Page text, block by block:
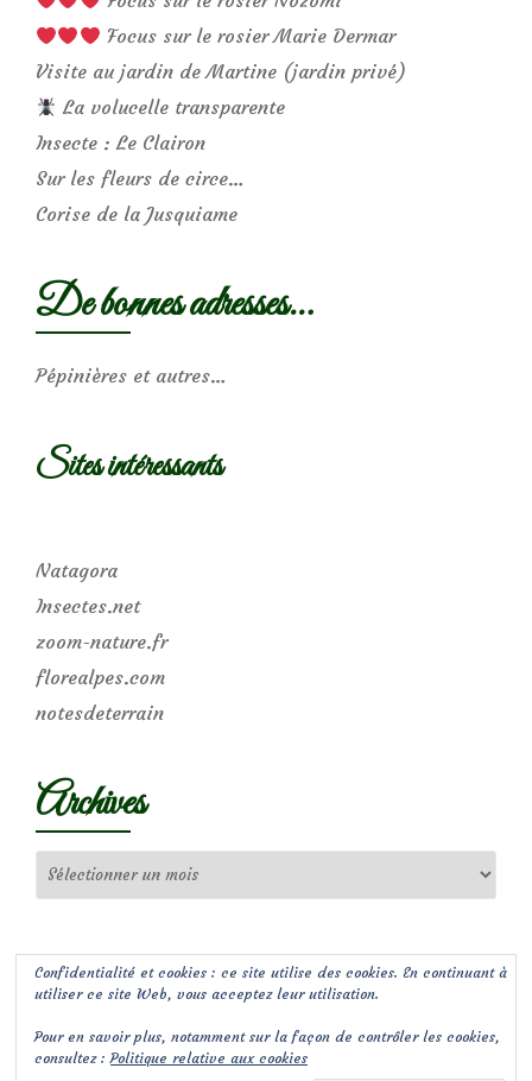
Focus sur le rosier Marie Dermar
Visite au jardin de Martine (jardin privé)
La volucelle transparente
Insecte : Le Clairon
Sur les fleurs de circe…
Corise de la Jusquiame
De bonnes adresses…
Pépinières et autres…
Sites intéressants
Natagora
Insectes.net
zoom-nature.fr
florealpes.com
notesdeterrain
Archives
Confidentialité et cookies : ce site utilise des cookies. En continuant à
utiliser ce site Web, vous acceptez leur utilisation.
Pour en savoir plus, notamment sur la façon de contrôler les cookies,
consultez :Politique relative aux cookies